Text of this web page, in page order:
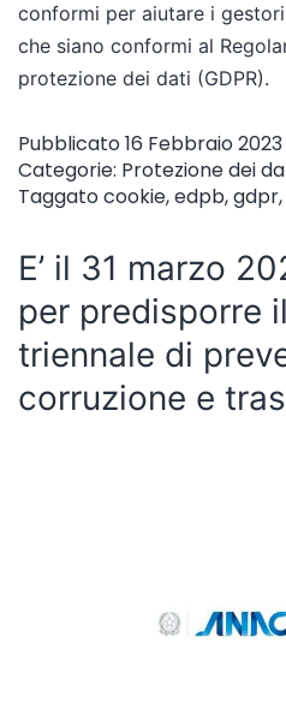
conformi per aiutare i
che siano conformi al
protezione dei dati (GDPR).
Pubblicato16 Febbraio 2023
Categorie: Protezione dei
Taggatocookie,edpb,gdpr,
E’ il 31 marzo
per predisporre
triennale di
corruzione e